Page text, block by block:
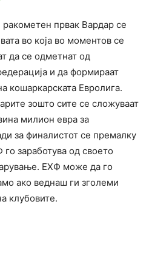
првак Вардар се
во која во моментов се
да се одметнат од
и да формираат
кошаркарската Евролига.
зошто сите се сложуваат
милион евра за
за финалистот се премалку
заработува од своето
ЕХФ може да го
ако веднаш ги зголеми
клубовите.